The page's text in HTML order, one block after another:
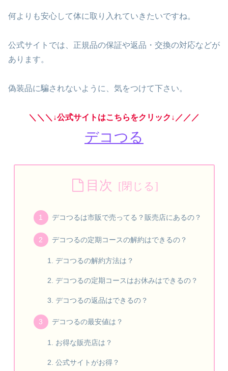
何よりも安心して体に取り入れていきたいですね。
公式サイトでは、正規品の保証や返品・交換の対応などが
あります。
偽装品に騙されないように、気をつけて下さい。
＼＼＼↓公式サイトはこちらをクリック↓／／／
デコつる
目次
デコつるは市販で売ってる？販売店にあるの？
デコつるの定期コースの解約はできるの？
デコつるの解約方法は？
デコつるの定期コースはお休みはできるの？
デコつるの返品はできるの？
デコつるの最安値は？
お得な販売店は？
公式サイトがお得？